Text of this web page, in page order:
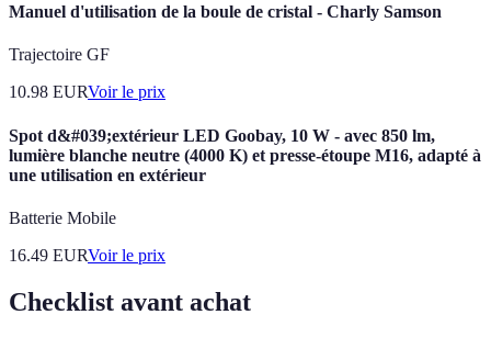
Manuel d'utilisation de la boule de cristal - Charly Samson
Trajectoire GF
10.98 EURVoir le prix
Spot d&#039;extérieur LED Goobay, 10 W - avec 850 lm,
lumière blanche neutre (4000 K) et presse-étoupe M16, adapté à
une utilisation en extérieur
Batterie Mobile
16.49 EURVoir le prix
Checklist avant achat